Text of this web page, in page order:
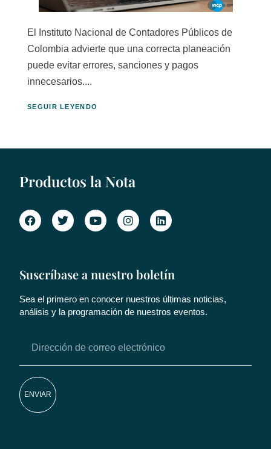
El Instituto Nacional de Contadores Públicos de
Colombia advierte que una correcta planeación
puede evitar errores, sanciones y pagos
innecesarios....
SEGUIR LEYENDO
Productos la Nota
Suscríbase a nuestro boletín
Sea el primero en conocer nuestros últimas noticias,
análisis y la programación de nuestros eventos.
ENVIAR